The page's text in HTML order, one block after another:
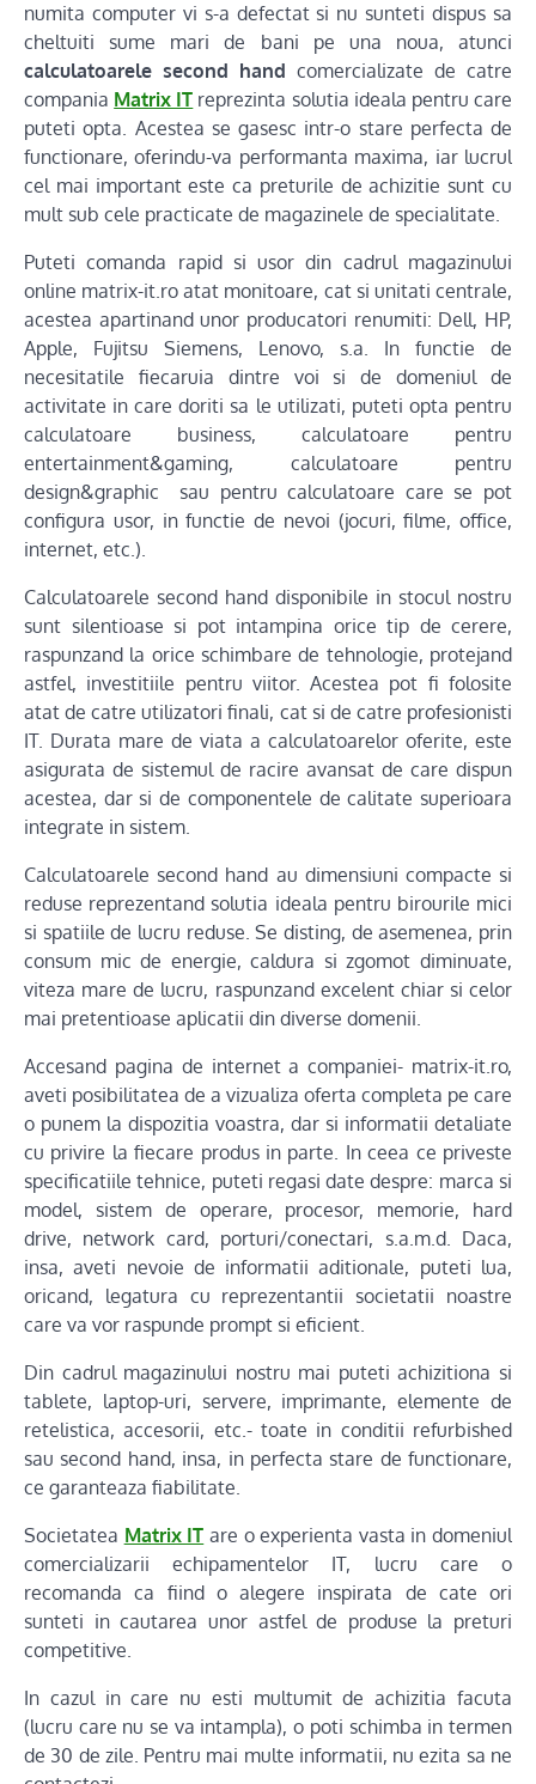
numita computer vi s-a defectat si nu sunteti dispus sa
cheltuiti sume mari de bani pe una noua, atunci
calculatoarele second hand comercializate de catre
compania Matrix IT reprezinta solutia ideala pentru care
puteti opta. Acestea se gasesc intr-o stare perfecta de
functionare, oferindu-va performanta maxima, iar lucrul
cel mai important este ca preturile de achizitie sunt cu
mult sub cele practicate de magazinele de specialitate.
Puteti comanda rapid si usor din cadrul magazinului
online matrix-it.ro atat monitoare, cat si unitati centrale,
acestea apartinand unor producatori renumiti: Dell, HP,
Apple, Fujitsu Siemens, Lenovo, s.a. In functie de
necesitatile fiecaruia dintre voi si de domeniul de
activitate in care doriti sa le utilizati, puteti opta pentru
calculatoare business, calculatoare pentru
entertainment&gaming, calculatoare pentru
design&graphic sau pentru calculatoare care se pot
configura usor, in functie de nevoi (jocuri, filme, office,
internet, etc.).
Calculatoarele second hand disponibile in stocul nostru
sunt silentioase si pot intampina orice tip de cerere,
raspunzand la orice schimbare de tehnologie, protejand
astfel, investitiile pentru viitor. Acestea pot fi folosite
atat de catre utilizatori finali, cat si de catre profesionisti
IT. Durata mare de viata a calculatoarelor oferite, este
asigurata de sistemul de racire avansat de care dispun
acestea, dar si de componentele de calitate superioara
integrate in sistem.
Calculatoarele second hand au dimensiuni compacte si
reduse reprezentand solutia ideala pentru birourile mici
si spatiile de lucru reduse. Se disting, de asemenea, prin
consum mic de energie, caldura si zgomot diminuate,
viteza mare de lucru, raspunzand excelent chiar si celor
mai pretentioase aplicatii din diverse domenii.
Accesand pagina de internet a companiei- matrix-it.ro,
aveti posibilitatea de a vizualiza oferta completa pe care
o punem la dispozitia voastra, dar si informatii detaliate
cu privire la fiecare produs in parte. In ceea ce priveste
specificatiile tehnice, puteti regasi date despre: marca si
model, sistem de operare, procesor, memorie, hard
drive, network card, porturi/conectari, s.a.m.d. Daca,
insa, aveti nevoie de informatii aditionale, puteti lua,
oricand, legatura cu reprezentantii societatii noastre
care va vor raspunde prompt si eficient.
Din cadrul magazinului nostru mai puteti achizitiona si
tablete, laptop-uri, servere, imprimante, elemente de
retelistica, accesorii, etc.- toate in conditii refurbished
sau second hand, insa, in perfecta stare de functionare,
ce garanteaza fiabilitate.
Societatea Matrix IT are o experienta vasta in domeniul
comercializarii echipamentelor IT, lucru care o
recomanda ca fiind o alegere inspirata de cate ori
sunteti in cautarea unor astfel de produse la preturi
competitive.
In cazul in care nu esti multumit de achizitia facuta
(lucru care nu se va intampla), o poti schimba in termen
de 30 de zile. Pentru mai multe informatii, nu ezita sa ne